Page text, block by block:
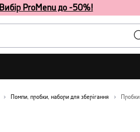
Вибір ProMenu до -50%!
Помпи, пробки, набори для зберігання Пробки